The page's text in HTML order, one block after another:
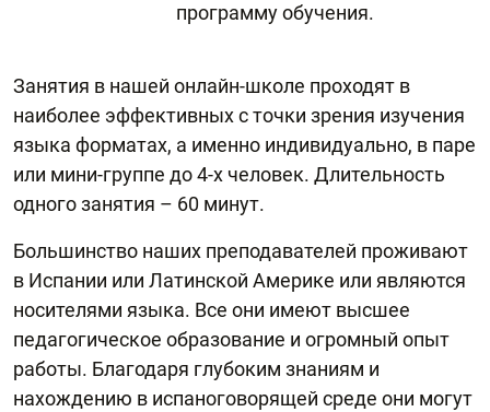
программу обучения.
Занятия в нашей онлайн-школе проходят в
наиболее эффективных с точки зрения изучения
языка форматах, а именно индивидуально, в паре
или мини-группе до 4-х человек. Длительность
одного занятия – 60 минут.
Большинство наших преподавателей проживают
в Испании или Латинской Америке или являются
носителями языка. Все они имеют высшее
педагогическое образование и огромный опыт
работы. Благодаря глубоким знаниям и
нахождению в испаноговорящей среде они могут